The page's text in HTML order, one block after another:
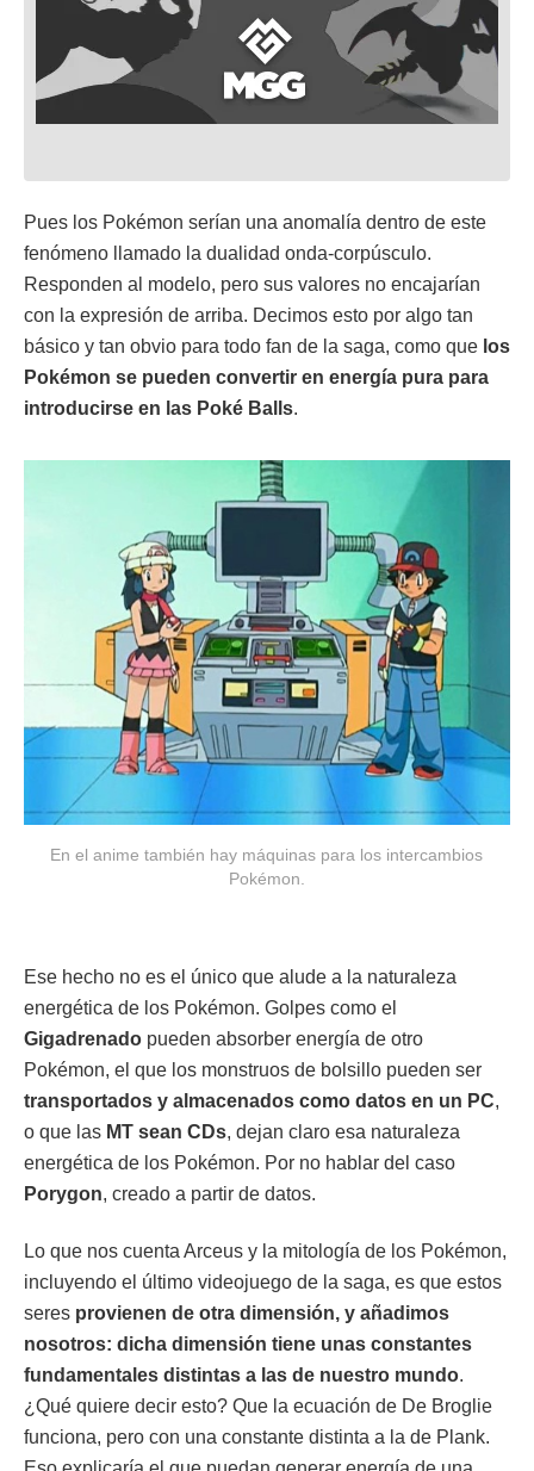
Pues los Pokémon serían una anomalía dentro de este
fenómeno llamado la dualidad onda-corpúsculo.
Responden al modelo, pero sus valores no encajarían
con la expresión de arriba. Decimos esto por algo tan
básico y tan obvio para todo fan de la saga, como que los
Pokémon se pueden convertir en energía pura para
introducirse en las Poké Balls.
En el anime también hay máquinas para los intercambios
Pokémon.
Ese hecho no es el único que alude a la naturaleza
energética de los Pokémon. Golpes como el
Gigadrenado pueden absorber energía de otro
Pokémon, el que los monstruos de bolsillo pueden ser
transportados y almacenados como datos en un PC,
o que las MT sean CDs, dejan claro esa naturaleza
energética de los Pokémon. Por no hablar del caso
Porygon, creado a partir de datos.
Lo que nos cuenta Arceus y la mitología de los Pokémon,
incluyendo el último videojuego de la saga, es que estos
seres provienen de otra dimensión, y añadimos
nosotros: dicha dimensión tiene unas constantes
fundamentales distintas a las de nuestro mundo.
¿Qué quiere decir esto? Que la ecuación de De Broglie
funciona, pero con una constante distinta a la de Plank.